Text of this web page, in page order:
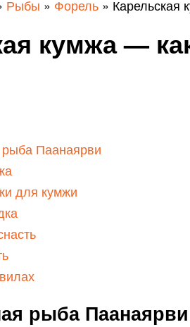
Рыбы » Форель » Карельская
кумжа —
Паанаярви
для кумжи
рыба Паанаярви